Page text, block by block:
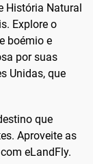
História Natural
Explore o
boémio e
por suas
Unidas, que
que
Aproveite as
eLandFly.